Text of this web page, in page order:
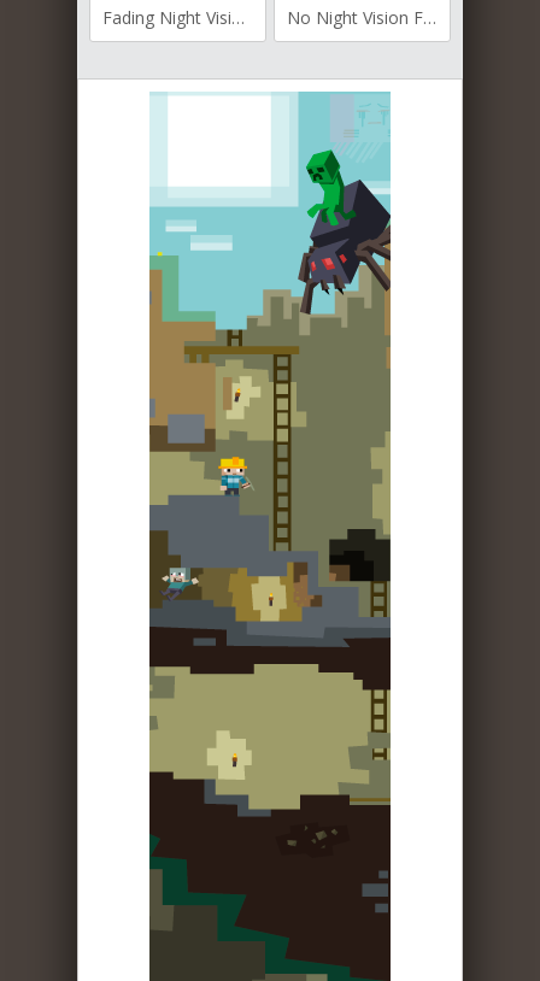
Fading Night Vision для Майнкрафт [1.19.3, 1.18.2, 1.16.5] No Night Vision Flickering для Майнкрафт [1.19.3, 1.19.2]